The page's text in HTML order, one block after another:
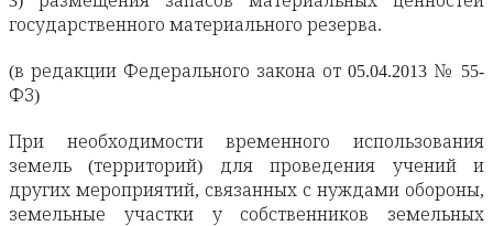
государственного материального резерва.
(в редакции Федерального закона от 05.04.2013 № 55-
ФЗ)
При необходимости временного использования
земель (территорий) для проведения учений и
других мероприятий, связанных с нуждами обороны,
земельные участки у собственников земельных